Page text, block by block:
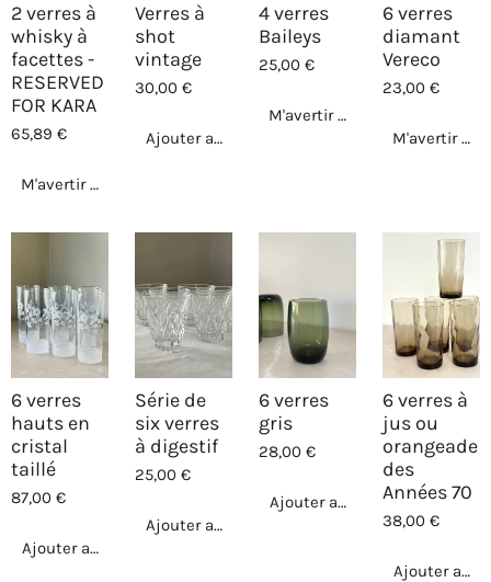
2 verres à
whisky à
facettes -
RESERVED
FOR KARA
65,89 €
M'avertir si disponible
Verres à
shot
vintage
30,00 €
Ajouter au panier
4 verres
Baileys
25,00 €
M'avertir si disponible
6 verres
diamant
Vereco
23,00 €
M'avertir si
6 verres
hauts en
cristal
taillé
87,00 €
Ajouter au panier
Série de
six verres
à digestif
25,00 €
Ajouter au panier
6 verres
gris
28,00 €
Ajouter au panier
6 verres à
jus ou
orangeade
des
Années 70
38,00 €
Ajouter au